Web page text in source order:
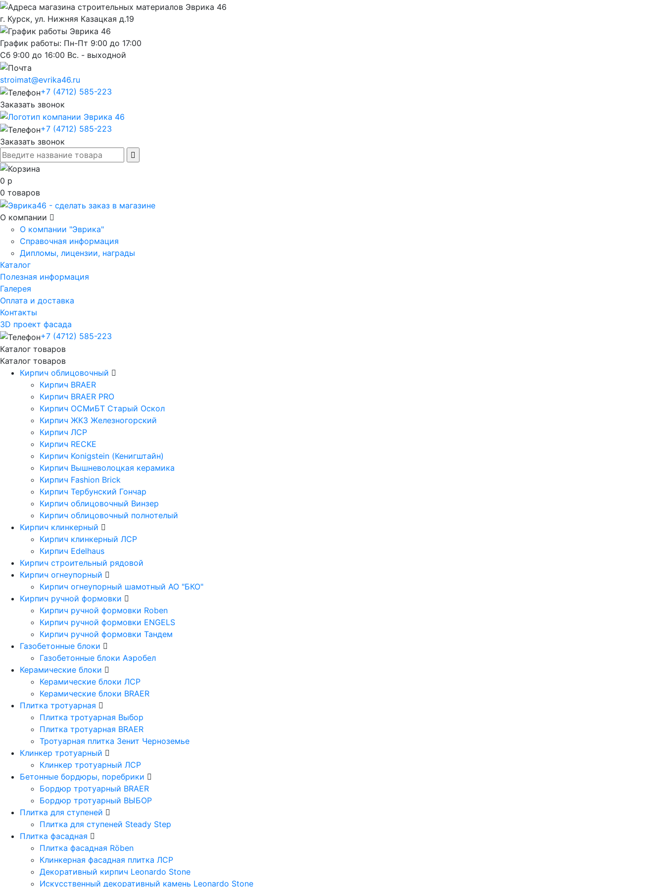
г. Курск, ул. Нижняя Казацкая д.19
График работы: Пн-Пт 9:00 до 17:00
Сб 9:00 до 16:00 Вс. - выходной
stroimat@evrika46.ru
+7 (4712) 585-223
Заказать звонок
+7 (4712) 585-223
Заказать звонок
0 р
0 товаров
О компании
О компании "Эврика"
Справочная информация
Дипломы, лицензии, награды
Каталог
Полезная информация
Галерея
Оплата и доставка
Контакты
3D проект фасада
+7 (4712) 585-223
Каталог товаров
Каталог товаров
Кирпич облицовочный
Кирпич BRAER
Кирпич BRAER PRO
Кирпич ОСМиБТ Старый Оскол
Кирпич ЖКЗ Железногорский
Кирпич ЛСР
Кирпич RECKE
Кирпич Konigstein (Кенигштайн)
Кирпич Вышневолоцкая керамика
Кирпич Fashion Brick
Кирпич Тербунский Гончар
Кирпич облицовочный Винзер
Кирпич облицовочный полнотелый
Кирпич клинкерный
Кирпич клинкерный ЛСР
Кирпич Edelhaus
Кирпич строительный рядовой
Кирпич огнеупорный
Кирпич огнеупорный шамотный АО "БКО"
Кирпич ручной формовки
Кирпич ручной формовки Roben
Кирпич ручной формовки ENGELS
Кирпич ручной формовки Тандем
Газобетонные блоки
Газобетонные блоки Аэробел
Керамические блоки
Керамические блоки ЛСР
Керамические блоки BRAER
Плитка тротуарная
Плитка тротуарная Выбор
Плитка тротуарная BRAER
Тротуарная плитка Зенит Черноземье
Клинкер тротуарный
Клинкер тротуарный ЛСР
Бетонные бордюры, поребрики
Бордюр тротуарный BRAER
Бордюр тротуарный ВЫБОР
Плитка для ступеней
Плитка для ступеней Steady Step
Плитка фасадная
Плитка фасадная Röben
Клинкерная фасадная плитка ЛСР
Декоративный кирпич Leonardo Stone
Искусственный декоративный камень Leonardo Stone